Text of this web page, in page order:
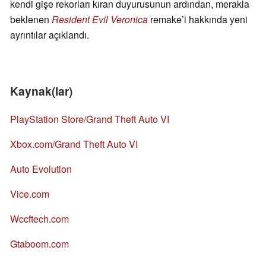
kendi gişe rekorları kıran duyurusunun ardından, merakla
beklenen Resident Evil Veronica remake’i hakkında yeni
ayrıntılar açıklandı.
Kaynak(lar)
PlayStation Store/Grand Theft Auto VI
Xbox.com/Grand Theft Auto VI
Auto Evolution
Vice.com
Wccftech.com
Gtaboom.com